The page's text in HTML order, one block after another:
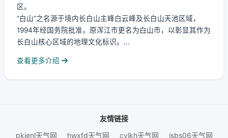
区。
“白山”之名源于境内长白山主峰白云峰及长白山天池区域，
1994年经国务院批准，原浑江市更名为白山市，以彰显其作为
长白山核心区域的地理文化标识。...
查看更多介绍
友情链接
pkienl天气网
hwxfd天气网 cylkh天气网 jsbs06天气网